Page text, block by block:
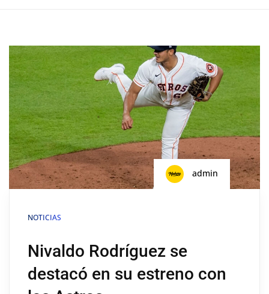
admin
NOTICIAS
Nivaldo Rodríguez se
destacó en su estreno con